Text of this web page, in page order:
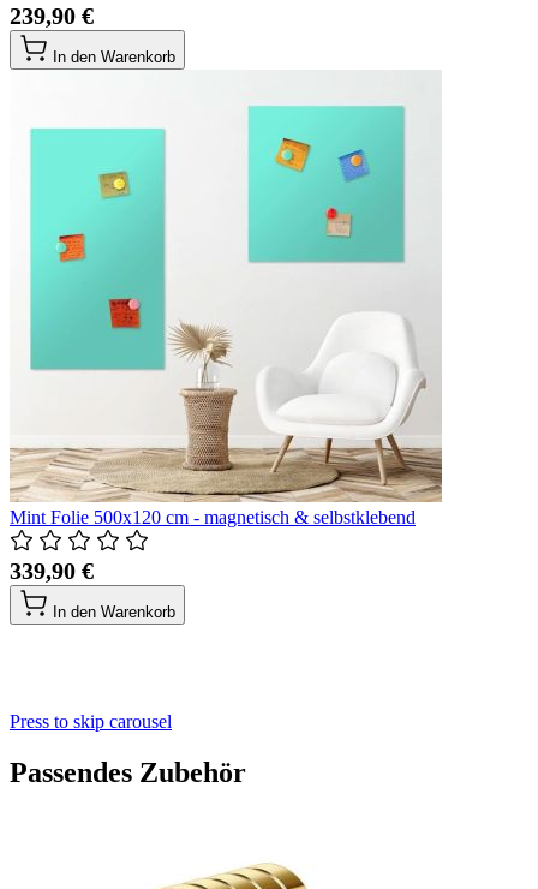
239,90 €
In den Warenkorb
Mint Folie 500x120 cm - magnetisch & selbstklebend
339,90 €
In den Warenkorb
Press to skip carousel
Passendes Zubehör